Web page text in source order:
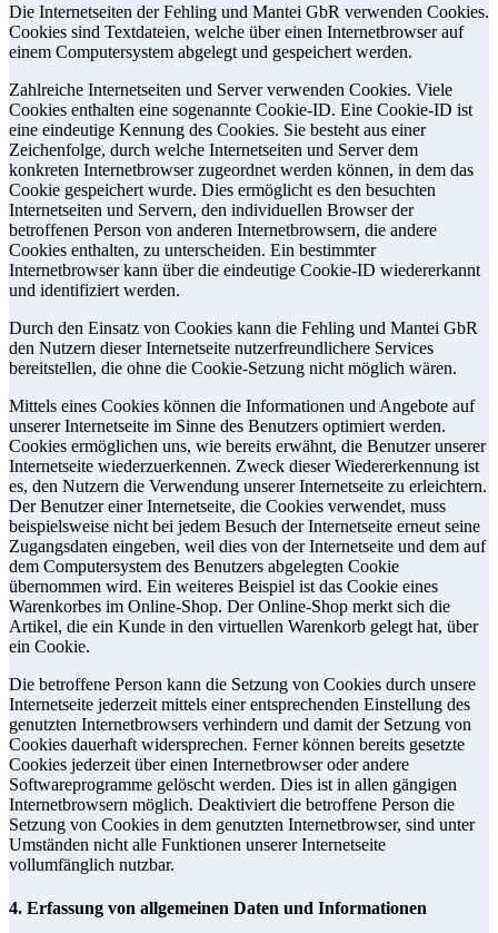
Die Internetseiten der Fehling und Mantei GbR verwenden Cookies.
Cookies sind Textdateien, welche über einen Internetbrowser auf
einem Computersystem abgelegt und gespeichert werden.
Zahlreiche Internetseiten und Server verwenden Cookies. Viele
Cookies enthalten eine sogenannte Cookie-ID. Eine Cookie-ID ist
eine eindeutige Kennung des Cookies. Sie besteht aus einer
Zeichenfolge, durch welche Internetseiten und Server dem
konkreten Internetbrowser zugeordnet werden können, in dem das
Cookie gespeichert wurde. Dies ermöglicht es den besuchten
Internetseiten und Servern, den individuellen Browser der
betroffenen Person von anderen Internetbrowsern, die andere
Cookies enthalten, zu unterscheiden. Ein bestimmter
Internetbrowser kann über die eindeutige Cookie-ID wiedererkannt
und identifiziert werden.
Durch den Einsatz von Cookies kann die Fehling und Mantei GbR
den Nutzern dieser Internetseite nutzerfreundlichere Services
bereitstellen, die ohne die Cookie-Setzung nicht möglich wären.
Mittels eines Cookies können die Informationen und Angebote auf
unserer Internetseite im Sinne des Benutzers optimiert werden.
Cookies ermöglichen uns, wie bereits erwähnt, die Benutzer unserer
Internetseite wiederzuerkennen. Zweck dieser Wiedererkennung ist
es, den Nutzern die Verwendung unserer Internetseite zu erleichtern.
Der Benutzer einer Internetseite, die Cookies verwendet, muss
beispielsweise nicht bei jedem Besuch der Internetseite erneut seine
Zugangsdaten eingeben, weil dies von der Internetseite und dem auf
dem Computersystem des Benutzers abgelegten Cookie
übernommen wird. Ein weiteres Beispiel ist das Cookie eines
Warenkorbes im Online-Shop. Der Online-Shop merkt sich die
Artikel, die ein Kunde in den virtuellen Warenkorb gelegt hat, über
ein Cookie.
Die betroffene Person kann die Setzung von Cookies durch unsere
Internetseite jederzeit mittels einer entsprechenden Einstellung des
genutzten Internetbrowsers verhindern und damit der Setzung von
Cookies dauerhaft widersprechen. Ferner können bereits gesetzte
Cookies jederzeit über einen Internetbrowser oder andere
Softwareprogramme gelöscht werden. Dies ist in allen gängigen
Internetbrowsern möglich. Deaktiviert die betroffene Person die
Setzung von Cookies in dem genutzten Internetbrowser, sind unter
Umständen nicht alle Funktionen unserer Internetseite
vollumfänglich nutzbar.
4. Erfassung von allgemeinen Daten und Informationen